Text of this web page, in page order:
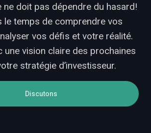
ne doit pas dépendre du hasard!
le temps de comprendre vos
vos défis et votre réalité.
une vision claire des prochaines
stratégie d’investisseur.
Discutons